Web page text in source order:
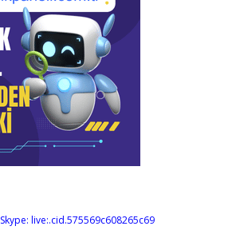
Skype: live:.cid.575569c608265c69